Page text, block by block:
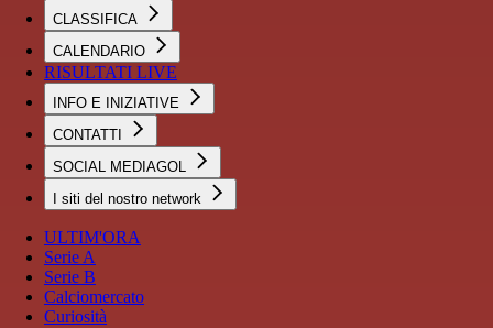
CLASSIFICA
CALENDARIO
RISULTATI LIVE
INFO E INIZIATIVE
CONTATTI
SOCIAL MEDIAGOL
I siti del nostro network
ULTIM'ORA
Serie A
Serie B
Calciomercato
Curiosità